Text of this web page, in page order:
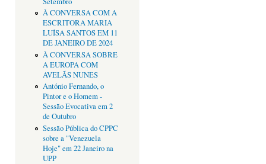
À CONVERSA COM A
ESCRITORA MARIA
LUÍSA SANTOS EM 11
DE JANEIRO DE 2024
À CONVERSA SOBRE
A EUROPA COM
AVELÃS NUNES
António Fernando, o
Pintor e o Homem -
Sessão Evocativa em 2
de Outubro
Sessão Pública do CPPC
sobre a "Venezuela
Hoje" em 22 Janeiro na
UPP